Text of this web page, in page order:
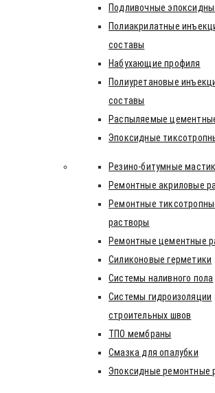
Подливочные
Полиакрилатные
составы
Набухающие профиля
Полиуретановые
составы
Распыляемые
Эпоксидные
Резино-битумные
Ремонтные акриловые
Ремонтные
растворы
Ремонтные цементные
Силиконовые герметики
Системы наливного пола
Системы гидроизоляции
строительных швов
ТПО мембраны
Смазка для опалубки
Эпоксидные ремонтные